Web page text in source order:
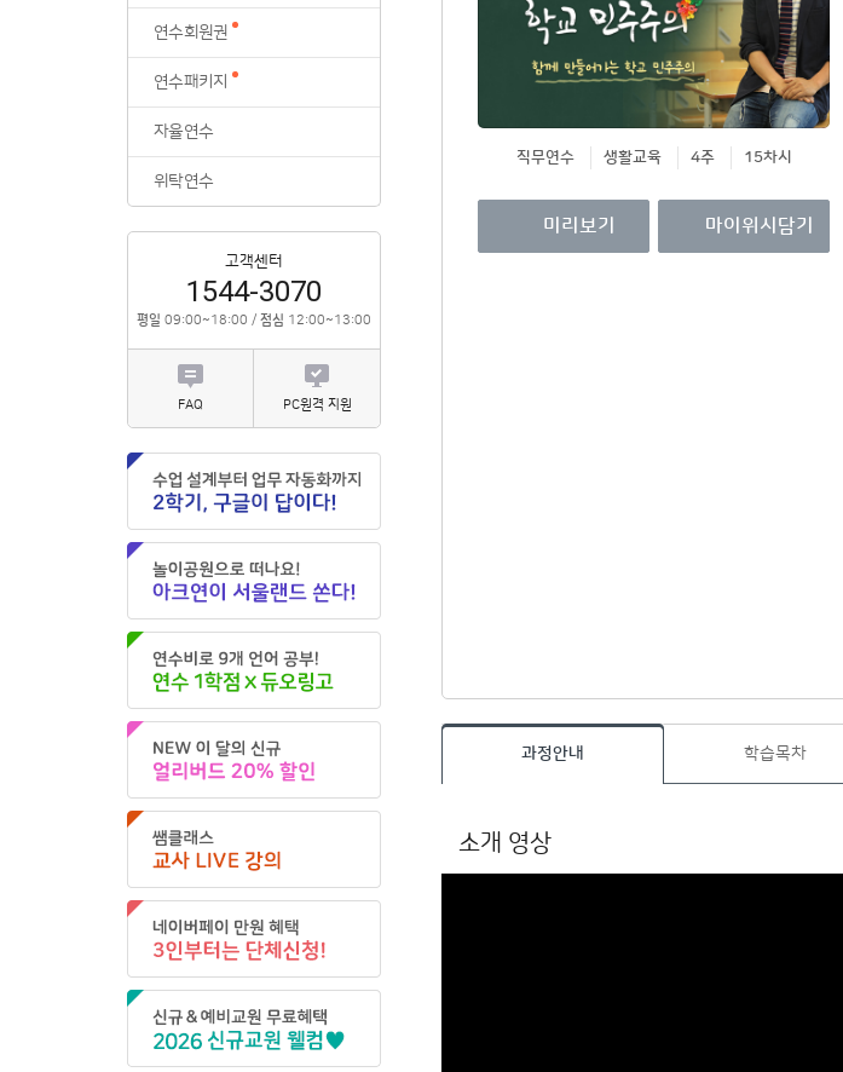
위탁연수
연수회원권
연수패키지
자율연수
위탁연수
고객센터
1544-3070
평일 09:00~18:00 / 점심 12:00~13:00
FAQ PC원격 지원
직무연수 생활교육 4주 15차시
미리보기 마이위시담기
과정안내 학습목차
소개 영상